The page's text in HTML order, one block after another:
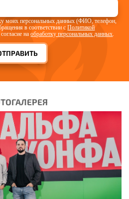
моих персональных данных (ФИО, телефон,
в соответствии сПолитикой
наобработку персональных данных